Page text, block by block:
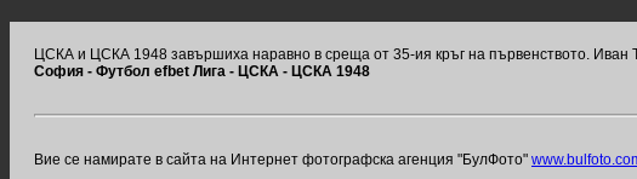
ЦСКА и ЦСКА 1948 завършиха наравно в среща от 35-ия кръг на първенството. Иван
София - Футбол efbet Лига - ЦСКА - ЦСКА 1948
Вие се намирате в сайта на Интернет фотографска агенция "БулФото"